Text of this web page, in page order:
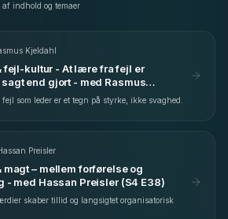
af indhold og temaer
Kjeldahl
fejl-kultur - At lære fra fejl er
end gjort - med Rasmus
E9)
som leder er et tegn på styrke, ikke svaghed.
Preisler
magt – mellem forførelse og
- med Hassan Preisler (S4 E38)
skaber tillid og langsigtet organisatorisk